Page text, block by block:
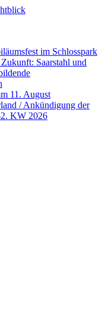
im Schlosspark
Saarstahl und
11. August
/ Ankündigung der
KW 2026